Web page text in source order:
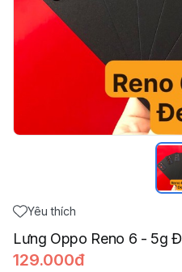
Yêu thích
Lưng Oppo Reno 6 - 5g
129.000đ